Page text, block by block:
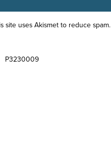
site uses Akismet to reduce spam.
P3230009